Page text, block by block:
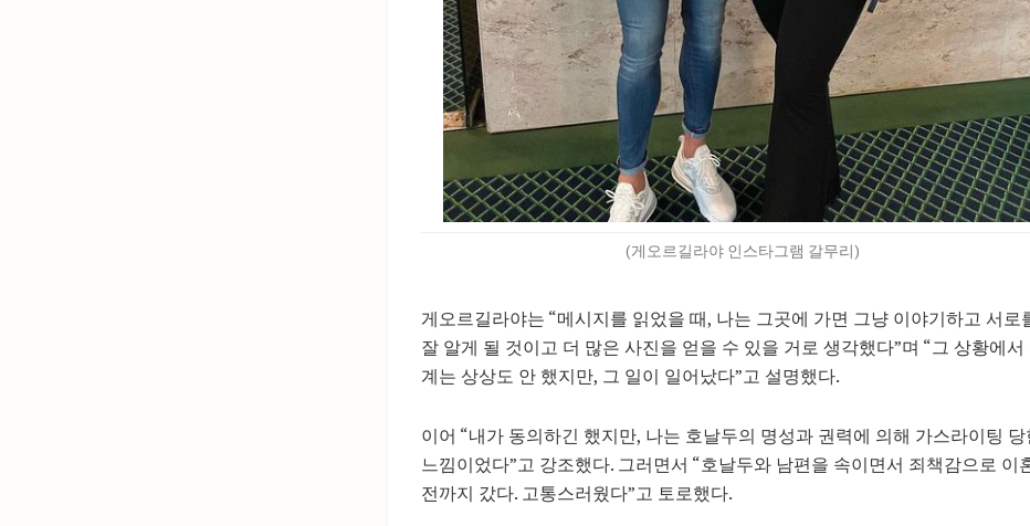
(게오르길라야 인스타그램 갈무리)
게오르길라야는 “메시지를 읽었을 때, 나는 그곳에 가면 그냥 이야기하고 서로
잘 알게 될 것이고 더 많은 사진을 얻을 수 있을 거로 생각했다”며 “그 상황에서
계는 상상도 안 했지만, 그 일이 일어났다”고 설명했다.
이어 “내가 동의하긴 했지만, 나는 호날두의 명성과 권력에 의해 가스라이팅
느낌이었다”고 강조했다. 그러면서 “호날두와 남편을 속이면서 죄책감으로 이
전까지 갔다. 고통스러웠다”고 토로했다.